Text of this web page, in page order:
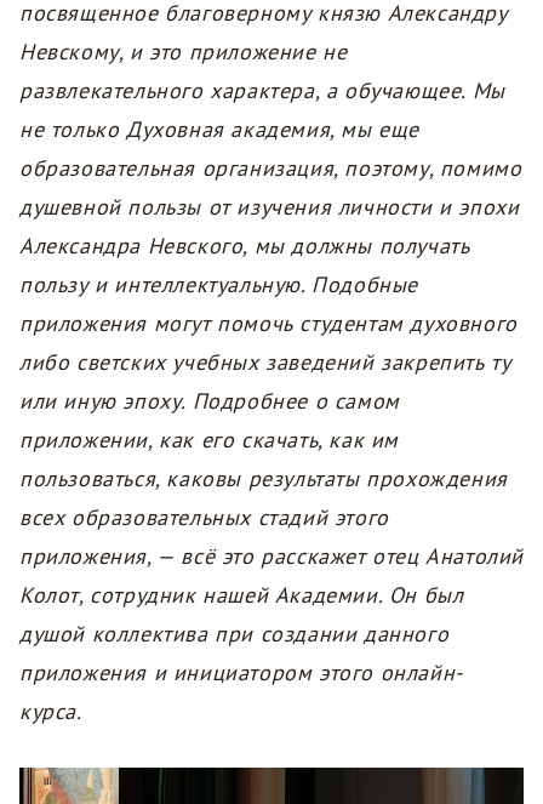
посвященное благоверному князю Александру
Невскому, и это приложение не
развлекательного характера, а обучающее. Мы
не только Духовная академия, мы еще
образовательная организация, поэтому, помимо
душевной пользы от изучения личности и эпохи
Александра Невского, мы должны получать
пользу и интеллектуальную. Подобные
приложения могут помочь студентам духовного
либо светских учебных заведений закрепить ту
или иную эпоху. Подробнее о самом
приложении, как его скачать, как им
пользоваться, каковы результаты прохождения
всех образовательных стадий этого
приложения, — всё это расскажет отец Анатолий
Колот, сотрудник нашей Академии. Он был
душой коллектива при создании данного
приложения и инициатором этого онлайн-
курса.